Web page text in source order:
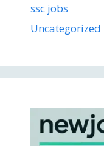
ssc jobs
Uncategorized